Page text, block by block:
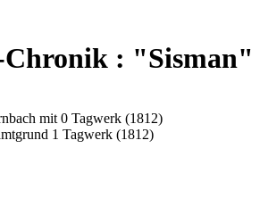
Chronik : "Sisman"
mit 0 Tagwerk (1812)
1 Tagwerk (1812)